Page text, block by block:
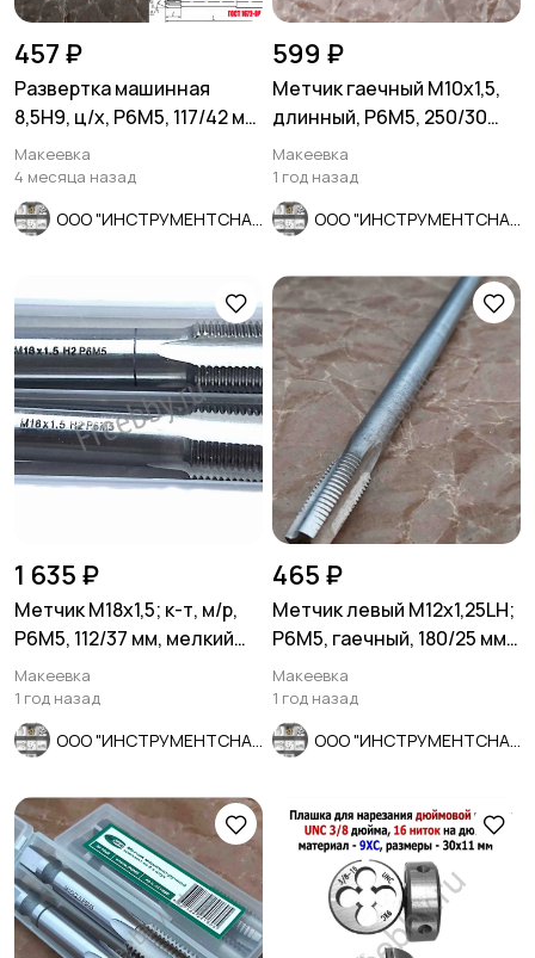
457 ₽
Развертка машинная
8,5Н9, ц/х, Р6М5, 117/42 мм,
ГОСТ 1672-80, СССР
Макеевка
4 месяца назад
599 ₽
Метчик гаечный М10х1,5,
длинный, Р6М5, 250/30
мм, основной шаг, 2640-0
Макеевка
1 год назад
1 635 ₽
Метчик М18х1,5; к-т, м/р,
Р6М5, 112/37 мм, мелкий
шаг, шлифованный, ГО
Макеевка
1 год назад
465 ₽
Метчик левый М12х1,25LH;
Р6М5, гаечный, 180/25 мм,
прямой хвостовик.
Макеевка
1 год назад